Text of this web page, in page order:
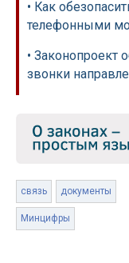
• Как
телефонными
• Законопроект
звонки
связь документы
Минцифры